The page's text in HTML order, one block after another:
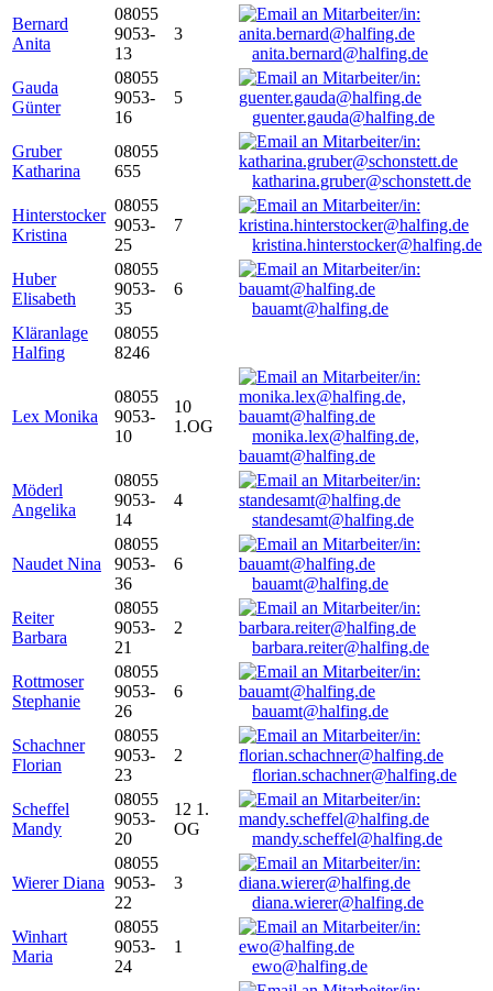
Bernard
Anita
08055
9053-
13
3
anita.bernard@halfing.de
Gauda
Günter
08055
9053-
16
5
guenter.gauda@halfing.de
Gruber
Katharina
08055
655
katharina.gruber@schonstett.de
Hinterstocker
Kristina
08055
9053-
25
7
kristina.hinterstocker@halfing.de
Huber
Elisabeth
08055
9053-
35
6
bauamt@halfing.de
Kläranlage
Halfing
08055
8246
Lex Monika
08055
9053-
10
10
1.OG
monika.lex@halfing.de,
bauamt@halfing.de
Möderl
Angelika
08055
9053-
14
4
standesamt@halfing.de
Naudet Nina
08055
9053-
36
6
bauamt@halfing.de
Reiter
Barbara
08055
9053-
21
2
barbara.reiter@halfing.de
Rottmoser
Stephanie
08055
9053-
26
6
bauamt@halfing.de
Schachner
Florian
08055
9053-
23
2
florian.schachner@halfing.de
Scheffel
Mandy
08055
9053-
20
12 1.
OG
mandy.scheffel@halfing.de
Wierer Diana
08055
9053-
22
3
diana.wierer@halfing.de
Winhart
Maria
08055
9053-
24
1
ewo@halfing.de